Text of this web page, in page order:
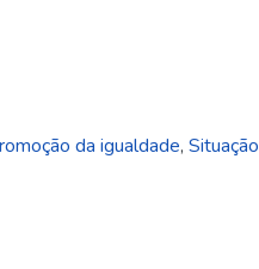
da igualdade,Situação